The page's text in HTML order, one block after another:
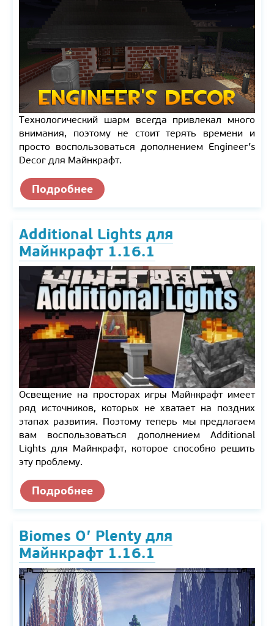
Технологический шарм всегда привлекал много
внимания, поэтому не стоит терять времени и
просто воспользоваться дополнением Engineer’s
Decor для Майнкрафт.
Подробнее
Additional Lights для
Майнкрафт 1.16.1
Освещение на просторах игры Майнкрафт имеет
ряд источников, которых не хватает на поздних
этапах развития. Поэтому теперь мы предлагаем
вам воспользоваться дополнением Additional
Lights для Майнкрафт, которое способно решить
эту проблему.
Подробнее
Biomes O’ Plenty для
Майнкрафт 1.16.1